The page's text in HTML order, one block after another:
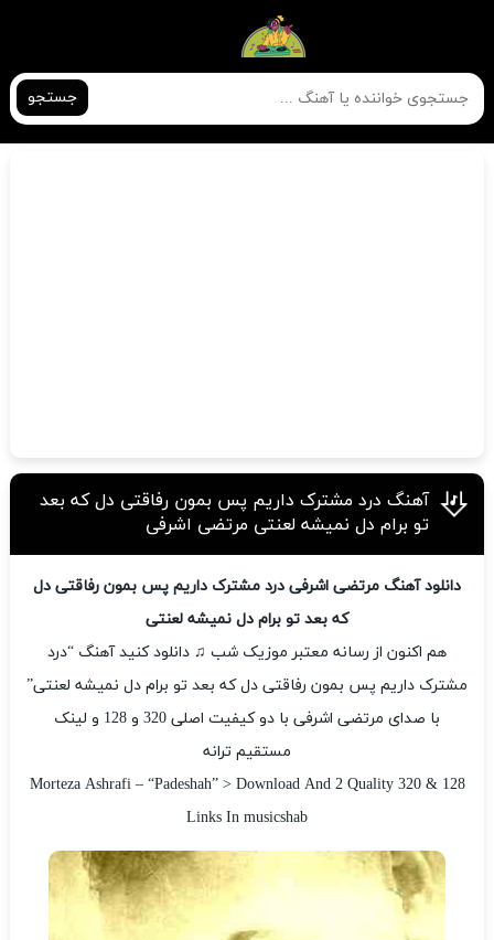
جستجو
آهنگ درد مشترک داریم پس بمون رفاقتی دل که بعد
تو برام دل نمیشه لعنتی مرتضی اشرفی
دانلود آهنگ مرتضی اشرفی درد مشترک داریم پس بمون رفاقتی دل
که بعد تو برام دل نمیشه لعنتی
هم اکنون از رسانه معتبر موزیک شب ♫ دانلود کنید آهنگ “درد
مشترک داریم پس بمون رفاقتی دل که بعد تو برام دل نمیشه لعنتی”
با صدای مرتضی اشرفی با دو کیفیت اصلی 320 و 128 و لینک
مستقیم ترانه
Morteza Ashrafi – “Padeshah” > Download And 2 Quality 320 & 128
Links In musicshab